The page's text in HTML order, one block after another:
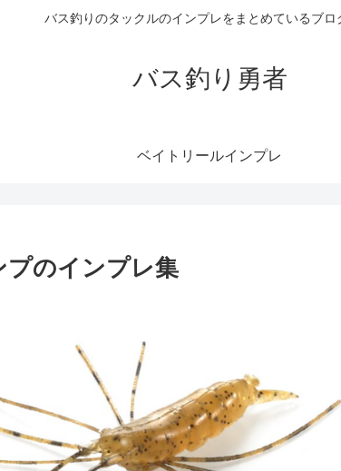
バス釣りのタックルのインプレをまとめているブロ
バス釣り勇者
ベイトリールインプレ
のインプレ集